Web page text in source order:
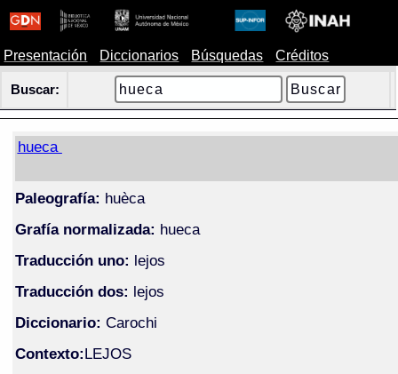
Presentación Diccionarios Búsquedas Créditos
Buscar:
hueca
Paleografía: huèca
Grafía normalizada: hueca
Traducción uno: lejos
Traducción dos: lejos
Diccionario: Carochi
Contexto:LEJOS